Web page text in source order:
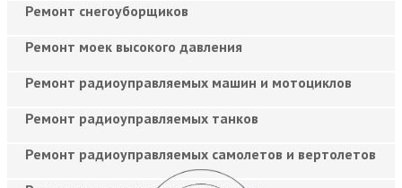
Ремонт снегоуборщиков
Ремонт моек высокого давления
Ремонт радиоуправляемых машин и мотоциклов
Ремонт радиоуправляемых танков
Ремонт радиоуправляемых самолетов и вертолетов